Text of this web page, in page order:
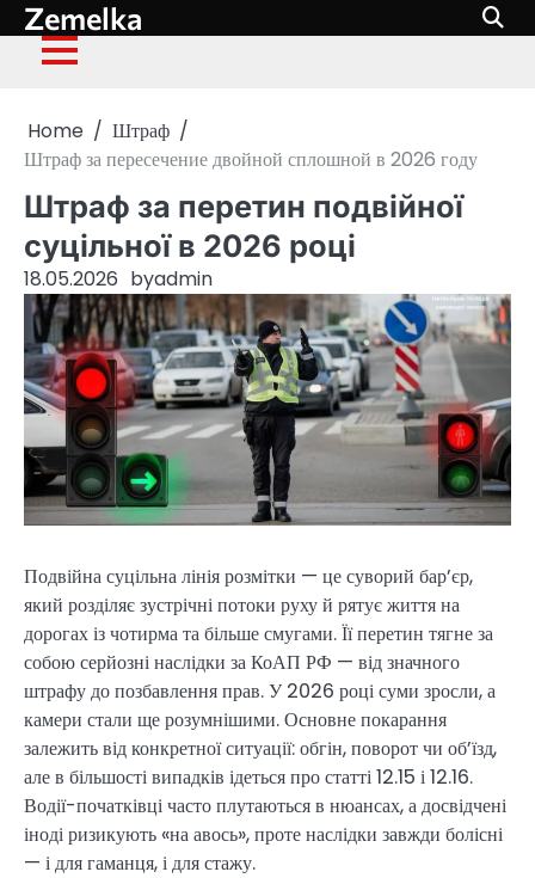
Skip
to
content
Zemelka
Home
Штраф
Штраф за пересечение двойной сплошной в 2026 году
Штраф за перетин подвійної
суцільної в 2026 році
18.05.2026 byadmin
Подвійна суцільна лінія розмітки — це суворий бар’єр,
який розділяє зустрічні потоки руху й рятує життя на
дорогах із чотирма та більше смугами. Її перетин тягне за
собою серйозні наслідки за КоАП РФ — від значного
штрафу до позбавлення прав. У 2026 році суми зросли, а
камери стали ще розумнішими. Основне покарання
залежить від конкретної ситуації: обгін, поворот чи об’їзд,
але в більшості випадків ідеться про статті 12.15 і 12.16.
Водії-початківці часто плутаються в нюансах, а досвідчені
іноді ризикують «на авось», проте наслідки завжди болісні
— і для гаманця, і для стажу.